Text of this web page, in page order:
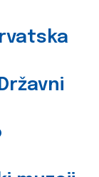
Državni